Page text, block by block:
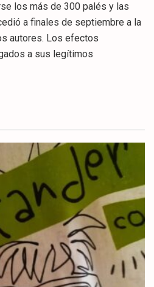
los más de 300 palés y las
a finales de septiembre a la
autores. Los efectos
a sus legítimos